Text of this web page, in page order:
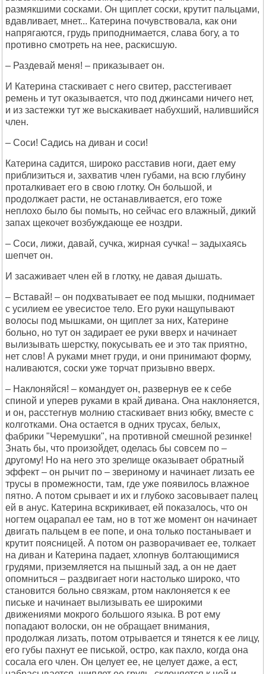
размякшими сосками. Он щиплет соски, крутит пальцами,
вдавливает, мнет... Катерина почувствовала, как они
напрягаются, грудь приподнимается, слава богу, а то
противно смотреть на нее, раскисшую.
– Раздевай меня! – приказывает он.
И Катерина стаскивает с него свитер, расстегивает
ремень и тут оказывается, что под джинсами ничего нет,
и из застежки тут же выскакивает набухший, налившийся
член.
– Соси! Садись на диван и соси!
Катерина садится, широко расставив ноги, дает ему
приблизиться и, захватив член губами, на всю глубину
проталкивает его в свою глотку. Он большой, и
продолжает расти, не останавливается, его тоже
неплохо было бы помыть, но сейчас его влажный, дикий
запах щекочет возбуждающе ее ноздри.
– Соси, лижи, давай, сучка, жирная сучка! – задыхаясь
шепчет он.
И засаживает член ей в глотку, не давая дышать.
– Вставай! – он подхватывает ее под мышки, поднимает
с усилием ее увесистое тело. Его руки нащупывают
волосы под мышками, он щиплет за них, Катерине
больно, но тут он задирает ее руки вверх и начинает
вылизывать шерстку, покусывать ее и это так приятно,
нет слов! А руками мнет груди, и они принимают форму,
наливаются, соски уже торчат призывно вверх.
– Наклоняйся! – командует он, развернув ее к себе
спиной и уперев руками в край дивана. Она наклоняется,
и он, расстегнув молнию стаскивает вниз юбку, вместе с
колготками. Она остается в одних трусах, белых,
фабрики "Черемушки", на противной смешной резинке!
Знать бы, что произойдет, оделась бы совсем по –
другому! Но на него это зрелище оказывает обратный
эффект – он рычит по – звериному и начинает лизать ее
трусы в промежности, там, где уже появилось влажное
пятно. А потом срывает и их и глубоко засовывает палец
ей в анус. Катерина вскрикивает, ей показалось, что он
ногтем оцарапал ее там, но в тот же момент он начинает
двигать пальцем в ее попе, и она только постанывает и
крутит поясницей. А потом он разворачивает ее, толкает
на диван и Катерина падает, хлопнув болтающимися
грудями, приземляется на пышный зад, а он не дает
опомниться – раздвигает ноги настолько широко, что
становится больно связкам, ртом наклоняется к ее
письке и начинает вылизывать ее широкими
движениями мокрого большого языка. В рот ему
попадают волоски, он не обращает внимания,
продолжая лизать, потом отрывается и тянется к ее лицу,
его губы пахнут ее писькой, остро, как пахло, когда она
сосала его член. Он целует ее, не целует даже, а ест,